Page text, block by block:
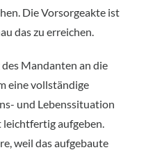
Die Vorsorgeakte ist
das zu erreichen.
Mandanten an die
eine vollständige
und Lebenssituation
aufgeben.
weil das aufgebaute